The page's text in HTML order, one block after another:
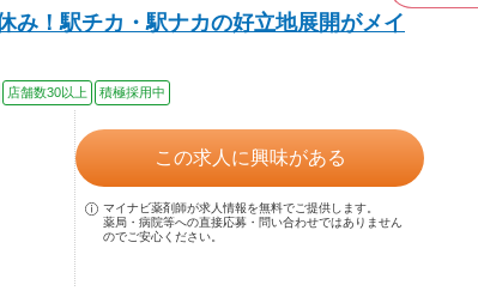
み！駅チカ・駅ナカの好立地展開がメイ
店舗数30以上 積極採用中
この求人に興味がある
マイナビ薬剤師が求人情報を無料でご提供します。
薬局・病院等への直接応募・問い合わせではありません
のでご安心ください。